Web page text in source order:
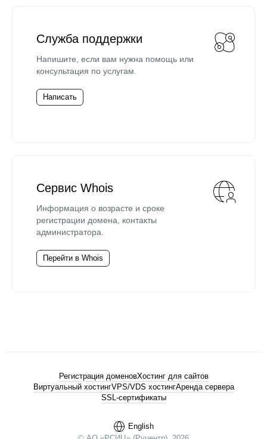
Служба поддержки
Напишите, если вам нужна помощь или
консультация по услугам.
Написать
Сервис Whois
Информация о возрасте и сроке
регистрации домена, контакты
администратора.
Перейти в Whois
English
Регистрация доменовХостинг для сайтов
Виртуальный хостингVPS/VDS хостингАренда сервера
SSL-сертификаты